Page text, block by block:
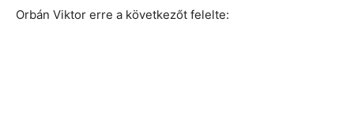
Orbán Viktor erre a következőt felelte: